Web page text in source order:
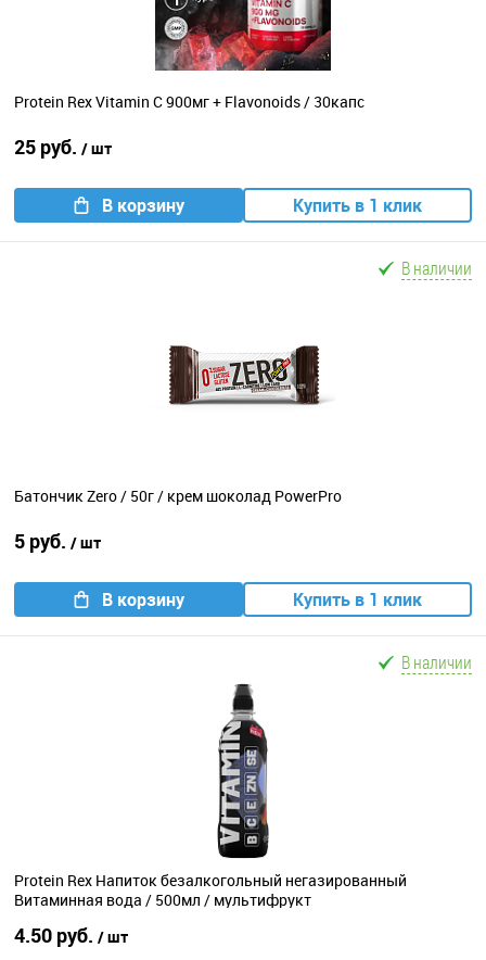
Protein Rex Vitamin C 900мг + Flavonoids / 30капс
25 руб. / шт
В корзину Купить в 1 клик
В наличии
Батончик Zero / 50г / крем шоколад PowerPro
5 руб. / шт
В корзину Купить в 1 клик
В наличии
Protein Rex Напиток безалкогольный негазированный
Витаминная вода / 500мл / мультифрукт
4.50 руб. / шт